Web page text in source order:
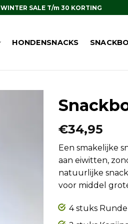
WINTER SALE T/m 30 KORTING
HONDENSNACKS
€34,95
Een smakelijke
aan eiwitten,
natuurlijke
voor middel
4 stuks